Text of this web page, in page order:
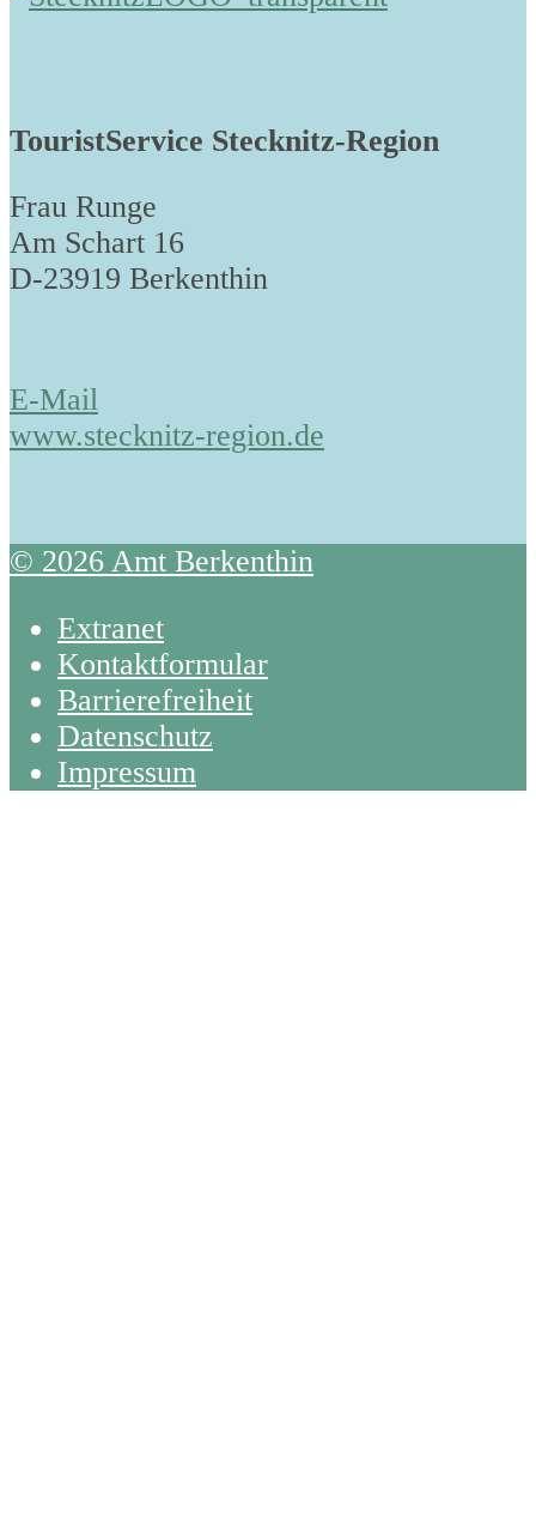
TouristService Stecknitz-Region
Frau Runge
Am Schart 16
D-23919 Berkenthin
E-Mail
www.stecknitz-region.de
© 2026 Amt Berkenthin
Extranet
Kontaktformular
Barrierefreiheit
Datenschutz
Impressum